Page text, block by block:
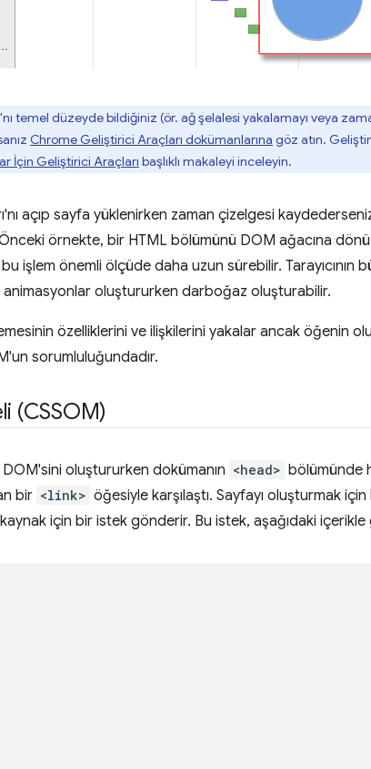
temel düzeyde bildiğiniz (ör. ağ şelalesi yakalamayı veya
Chrome Geliştirici Araçları dokümanlarına göz atın.
İçin Geliştirici Araçları başlıklı makaleyi inceleyin.
açıp sayfa yüklenirken zaman çizelgesi
örnekte, bir HTML bölümünü DOM ağacına
işlem önemli ölçüde daha uzun sürebilir. Tarayıcının
oluştururken darboğaz oluşturabilir.
özelliklerini ve ilişkilerini yakalar ancak öğenin
sorumluluğundadır.
(CSSOM)
DOM'sini oluştururken dokümanın <head> bölümünde
bir <link> öğesiyle karşılaştı. Sayfayı oluşturmak
için bir istek gönderir. Bu istek, aşağıdaki